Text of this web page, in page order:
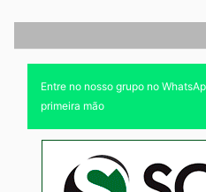
Entre no nosso grupo no
primeira mão